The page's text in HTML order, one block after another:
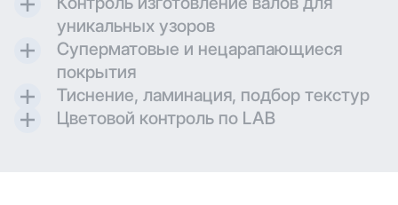
уникальных узоров
Контроль и разработка технических параметров
для гравировки позволяют максимально
воссоздавать дизайн при печати.
Суперматовые и нецарапающиеся
покрытия
Создаем матовые и суперматовые поверхности с
дополнительной защитой для трендовых
Тиснение, ламинация, подбор текстур
Применяем технологию глубокой печати с
Цветовой контроль по LAB